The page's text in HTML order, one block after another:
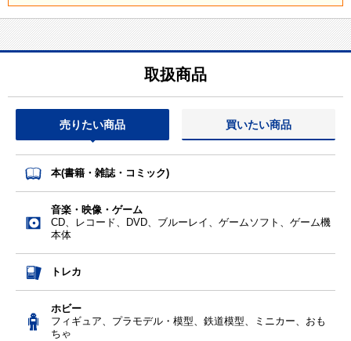
取扱商品
売りたい商品 買いたい商品
本(書籍・雑誌・コミック)
音楽・映像・ゲーム
CD、レコード、DVD、ブルーレイ、ゲームソフト、ゲーム機
本体
トレカ
ホビー
フィギュア、プラモデル・模型、鉄道模型、ミニカー、おも
ちゃ